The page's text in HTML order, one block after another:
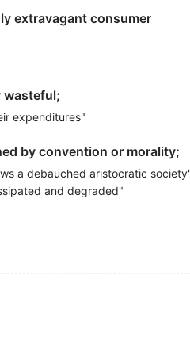
depend on theprofligate
who follows exotic things,
男人跟异国情调, 不知何故,有点挥霍
have beenprofligatein
理矿产资源方面亦多浪费.
, 她完全丧失了一个正常人的理智.
extravagant consumer
wasteful;
expenditures"
by convention or morality;
a debauched aristocratic
and degraded"